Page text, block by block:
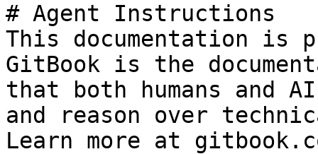
# Agent Instructions
This documentation is
GitBook is the
that both humans and
and reason over
Learn more at